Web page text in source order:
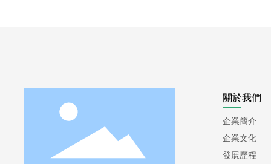
關於我們
企業簡介
企業文化
發展歷程